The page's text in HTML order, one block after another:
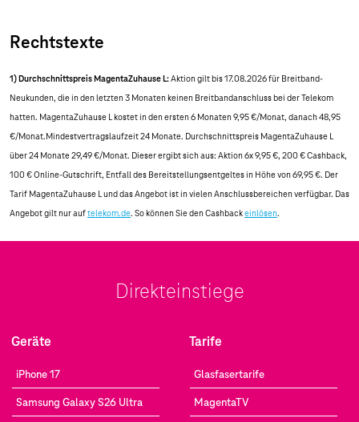
Rechtstexte
1) Durchschnittspreis MagentaZuhause L:Aktion gilt bis 17.08.2026 für Breitband-
Neukunden, die in den letzten 3 Monaten keinen Breitbandanschluss bei der Telekom
hatten. MagentaZuhause L kostet in den ersten 6 Monaten 9,95 €/Monat, danach 48,95
€/Monat.Mindestvertragslaufzeit 24 Monate. Durchschnittspreis MagentaZuhause L
über 24 Monate 29,49 €/Monat. Dieser ergibt sich aus: Aktion 6x 9,95 €, 200 € Cashback,
100 € Online-Gutschrift, Entfall des Bereitstellungsentgeltes in Höhe von 69,95 €. Der
Tarif MagentaZuhause L und das Angebot ist in vielen Anschlussbereichen verfügbar. Das
Angebot gilt nur auftelekom.de. So können Sie den Cashbackeinlösen.
Direkteinstiege
Geräte
iPhone 17
Samsung Galaxy S26 Ultra
Tarife
Glasfasertarife
MagentaTV